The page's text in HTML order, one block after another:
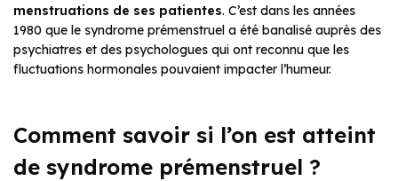
menstruations de ses patientes. C’est dans les années
1980 que le syndrome prémenstruel a été banalisé auprès des
psychiatres et des psychologues qui ont reconnu que les
fluctuations hormonales pouvaient impacter l’humeur.
Comment savoir si l’on est atteint
de syndrome prémenstruel ?